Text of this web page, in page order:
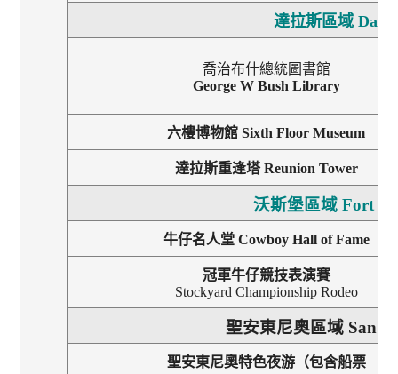
達拉斯區域
喬治布什總統圖書館
George W Bush Library
六樓博物館 Sixth Floor Museum
達拉斯重逢塔Reunion Tower
沃斯堡區域 Fort
牛仔名人堂Cowboy Hall of Fame
冠軍牛仔競技表演賽
Stockyard Championship Rodeo
聖安東尼奧區域 San
聖安東尼奧特色夜游（包含船票